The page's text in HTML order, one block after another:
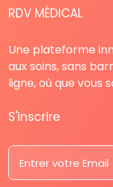
RDV MÉDICAL
Une plateforme
aux soins, sans
ligne, où que vous
S'inscrire